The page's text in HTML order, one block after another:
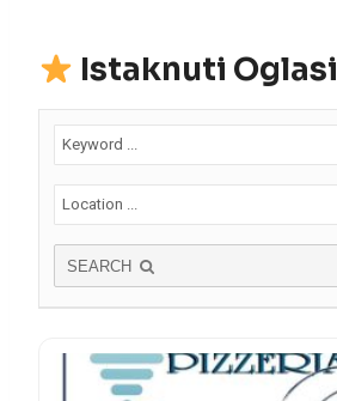
Istaknuti Oglasi
SEARCH